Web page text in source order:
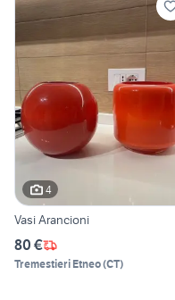
4
Vasi Arancioni
80 €
Tremestieri Etneo(CT)